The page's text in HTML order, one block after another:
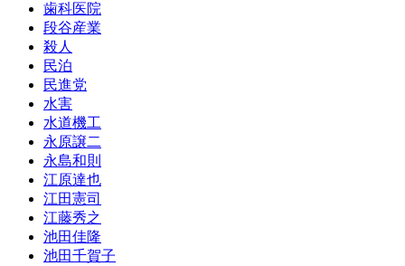
歯科医院
段谷産業
殺人
民泊
民進党
水害
水道機工
永原譲二
永島和則
江原達也
江田憲司
江藤秀之
池田佳隆
池田千賀子